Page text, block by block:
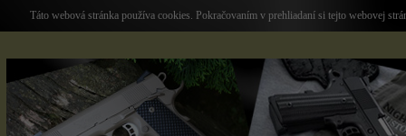
Táto webová stránka používa cookies. Pokračovaním v prehliadaní si tejto webovej